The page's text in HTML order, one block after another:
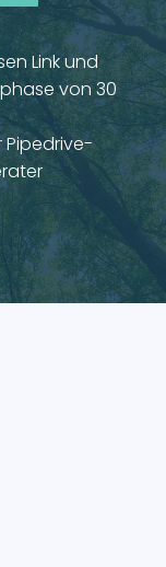
Link und
von 30
Pipedrive-